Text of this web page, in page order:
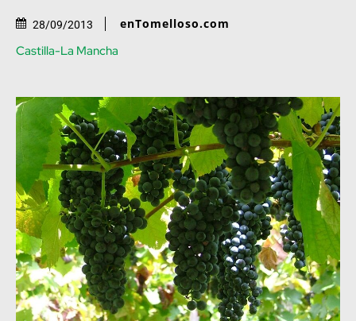
28/09/2013 enTomelloso.com
Castilla-La Mancha